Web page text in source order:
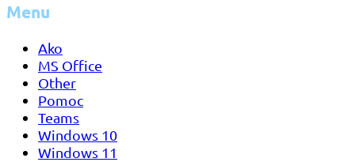
Menu
Ako
MS Office
Other
Pomoc
Teams
Windows 10
Windows 11